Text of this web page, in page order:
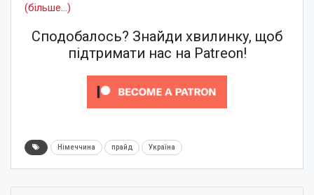
(більше…)
Сподобалось? Знайди хвилинку, щоб
підтримати нас на Patreon!
Німеччина прайд Україна